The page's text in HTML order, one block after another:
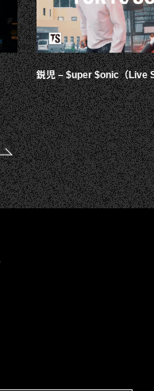
鋭児 – $uper $onic（Live